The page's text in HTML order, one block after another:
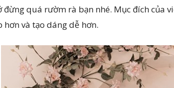
đừng quá rườm rà bạn nhé. Mục đích của
hơn và tạo dáng dễ hơn.